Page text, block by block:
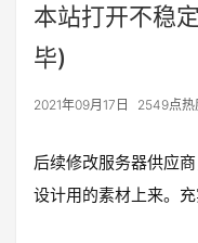
本站打开不稳
毕)
2021年09月17日 2549点热
后续修改服务器供应
设计用的素材上来。充